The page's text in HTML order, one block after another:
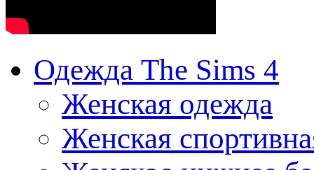
Одежда The Sims 4
Женская одежда
Женская